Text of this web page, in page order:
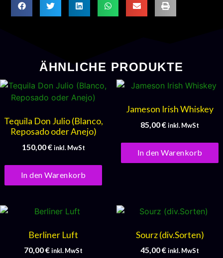
ÄHNLICHE PRODUKTE
Tequila Don Julio (Blanco,
Reposado oder Anejo)
150,00€ inkl. MwSt
In den Warenkorb
Jameson Irish Whiskey
85,00€inkl. MwSt
In den Warenkorb
Berliner Luft
70,00€inkl. MwSt
Sourz (div.Sorten)
45,00€inkl. MwSt